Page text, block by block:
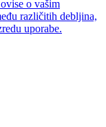
o vašim
različitih debljina,
uporabe.